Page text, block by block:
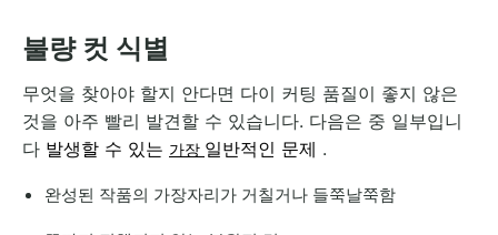
불량 컷 식별
무엇을 찾아야 할지 안다면 다이 커팅 품질이 좋지 않은
것을 아주 빨리 발견할 수 있습니다. 다음은 중 일부입니
다 발생할 수 있는 가장 일반적인 문제 .
완성된 작품의 가장자리가 거칠거나 들쭉날쭉함